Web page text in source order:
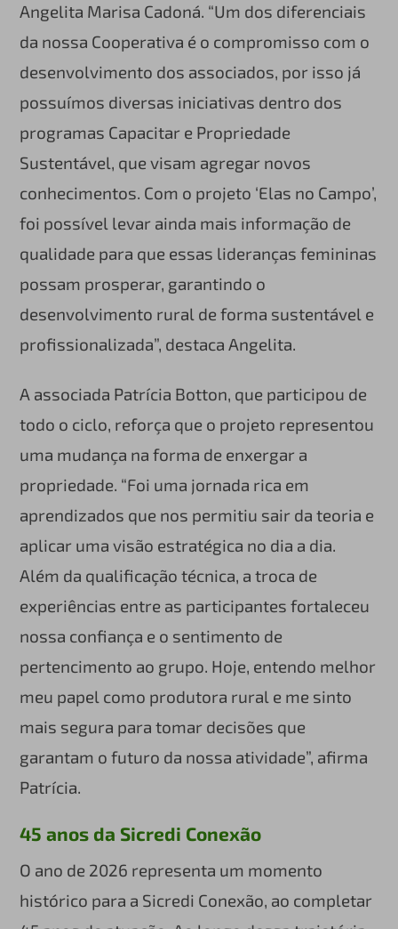
Angelita Marisa Cadoná. “Um dos diferenciais
da nossa Cooperativa é o compromisso com o
desenvolvimento dos associados, por isso já
possuímos diversas iniciativas dentro dos
programas Capacitar e Propriedade
Sustentável, que visam agregar novos
conhecimentos. Com o projeto ‘Elas no Campo’,
foi possível levar ainda mais informação de
qualidade para que essas lideranças femininas
possam prosperar, garantindo o
desenvolvimento rural de forma sustentável e
profissionalizada”, destaca Angelita.
A associada Patrícia Botton, que participou de
todo o ciclo, reforça que o projeto representou
uma mudança na forma de enxergar a
propriedade. “Foi uma jornada rica em
aprendizados que nos permitiu sair da teoria e
aplicar uma visão estratégica no dia a dia.
Além da qualificação técnica, a troca de
experiências entre as participantes fortaleceu
nossa confiança e o sentimento de
pertencimento ao grupo. Hoje, entendo melhor
meu papel como produtora rural e me sinto
mais segura para tomar decisões que
garantam o futuro da nossa atividade”, afirma
Patrícia.
45 anos da Sicredi Conexão
O ano de 2026 representa um momento
histórico para a Sicredi Conexão, ao completar